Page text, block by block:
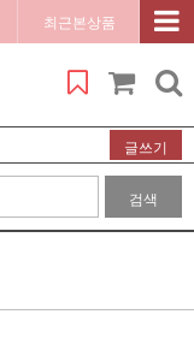
최근본상품
글쓰기
검색